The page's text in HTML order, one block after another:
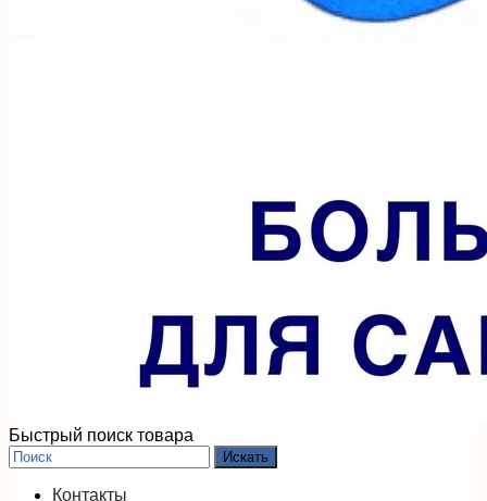
Быстрый поиск товара
Контакты